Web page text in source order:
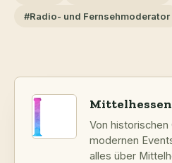
#Radio- und Fernsehmoderator
Von historischen
modernen
alles über